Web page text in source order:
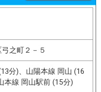
之町２－５
分)、山陽本線 岡山 (16
本線 岡山駅前 (15分)